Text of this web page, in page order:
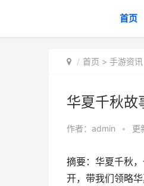
首页
首页 > 手游资讯
华夏千秋故
作者： admin • 更
摘要：华夏千秋
开，带我们领略